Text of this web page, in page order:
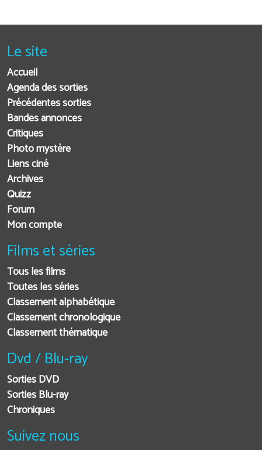
Le site
Accueil
Agenda des sorties
Précédentes sorties
Bandes annonces
Critiques
Photo mystère
Liens ciné
Archives
Quizz
Forum
Mon compte
Films et séries
Tous les films
Toutes les séries
Classement alphabétique
Classement chronologique
Classement thématique
Dvd / Blu-ray
Sorties DVD
Sorties Blu-ray
Chroniques
Suivez nous